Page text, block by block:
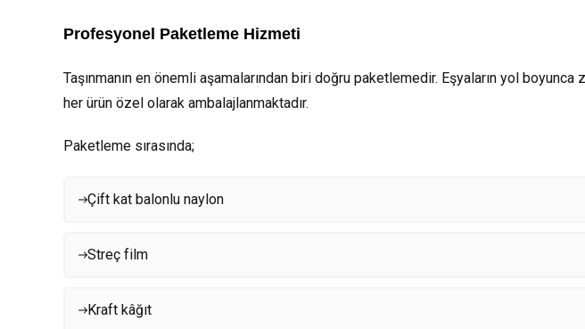
Profesyonel Paketleme Hizmeti
Taşınmanın en önemli aşamalarından biri doğru paketlemedir. Eşyaların yol
her ürün özel olarak ambalajlanmaktadır.
Paketleme sırasında;
Çift kat balonlu naylon
Streç film
Kraft kâğıt